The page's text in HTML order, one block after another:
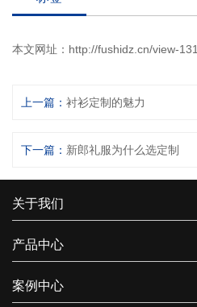
本文网址： http://fushidz.cn/view-
上一篇： 衬衫定制的魅力
下一篇： 新郎礼服为什么选定制
关于我们
产品中心
案例中心